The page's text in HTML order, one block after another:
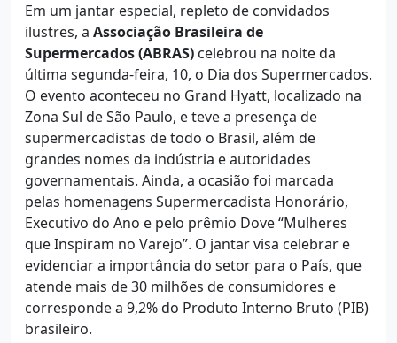
Em um jantar especial, repleto de convidados
ilustres, a Associação Brasileira de
Supermercados (ABRAS) celebrou na noite da
última segunda-feira, 10, o Dia dos Supermercados.
O evento aconteceu no Grand Hyatt, localizado na
Zona Sul de São Paulo, e teve a presença de
supermercadistas de todo o Brasil, além de
grandes nomes da indústria e autoridades
governamentais. Ainda, a ocasião foi marcada
pelas homenagens Supermercadista Honorário,
Executivo do Ano e pelo prêmio Dove “Mulheres
que Inspiram no Varejo”. O jantar visa celebrar e
evidenciar a importância do setor para o País, que
atende mais de 30 milhões de consumidores e
corresponde a 9,2% do Produto Interno Bruto (PIB)
brasileiro.